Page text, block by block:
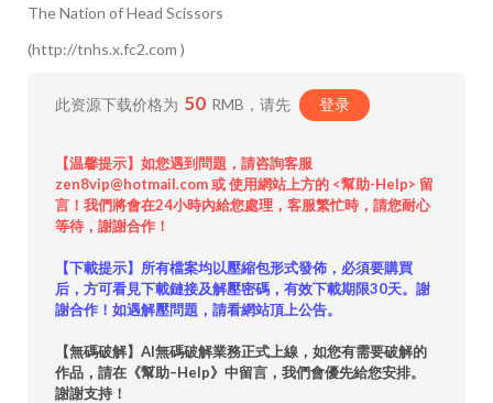
The Nation of Head Scissors
(http://tnhs.x.fc2.com )
此资源下载价格为 50 RMB，请先 登录
【温馨提示】如您遇到問題，請咨詢客服
zen8vip@hotmail.com 或 使用網站上方的 <幫助-Help> 留
言！我們將會在24小時內給您處理，客服繁忙時，請您耐心
等待，謝謝合作！
【下載提示】所有檔案均以壓縮包形式發佈，必須要購買
后，方可看見下載鏈接及解壓密碼，有效下載期限30天。謝
謝合作！如遇解壓問題，請看網站頂上公告。
【無碼破解】AI無碼破解業務正式上線，如您有需要破解的
作品，請在《幫助–Help》中留言，我們會優先給您安排。
謝謝支持！